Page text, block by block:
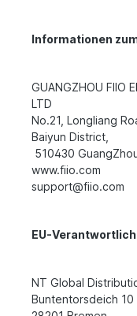
Informationen
GUANGZHOU FIIO
LTD
No.21, Longliang
Baiyun District,
510430
www.fiio.com
support@fiio.com
EU-
NT Global
Buntentorsdeich 10